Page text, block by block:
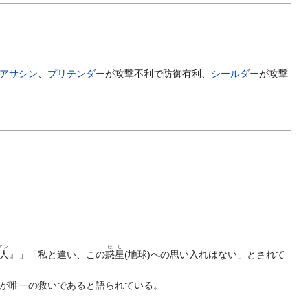
アサシン プリテンダーが攻撃不利で防御有利、 シールダーが攻撃
ン
』」「私と違い、この惑星
ほし
(地球)への思い入れはない」とされて
一の救いであると語られている。